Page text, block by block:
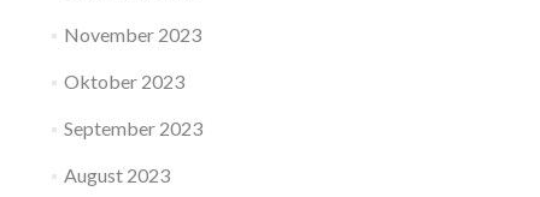
November 2023
Oktober 2023
September 2023
August 2023